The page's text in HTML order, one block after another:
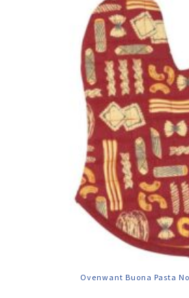
Ovenwant Buona Pasta